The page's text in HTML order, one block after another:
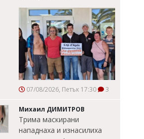
07/08/2026, Петък 17:30 3
Михаил ДИМИТРОВ
Трима маскирани
нападнаха и изнасилиха